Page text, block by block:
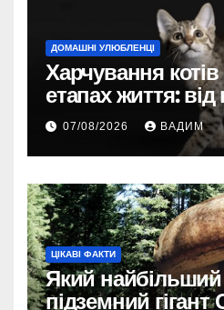
ДОМАШНІ УЛЮБЛЕНЦІ
Харчування котів
етапах життя:
літнього
07/08/2026 ВАДИМ
ЦІКАВІ ФАКТИ
Який найбільший
підземний гігант